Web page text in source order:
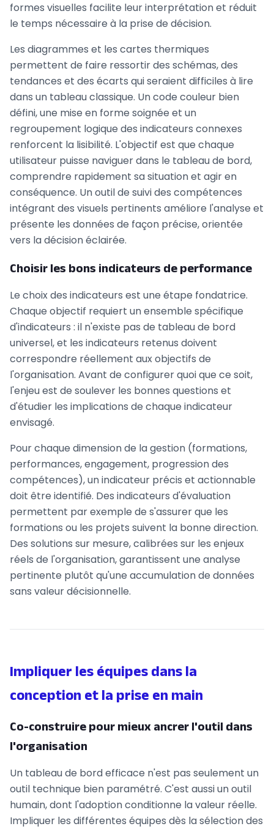
formes visuelles facilite leur interprétation et réduit
le temps nécessaire à la prise de décision.
Les diagrammes et les cartes thermiques
permettent de faire ressortir des schémas, des
tendances et des écarts qui seraient difficiles à lire
dans un tableau classique. Un code couleur bien
défini, une mise en forme soignée et un
regroupement logique des indicateurs connexes
renforcent la lisibilité. L'objectif est que chaque
utilisateur puisse naviguer dans le tableau de bord,
comprendre rapidement sa situation et agir en
conséquence. Un outil de suivi des compétences
intégrant des visuels pertinents améliore l'analyse et
présente les données de façon précise, orientée
vers la décision éclairée.
Choisir les bons indicateurs de performance
Le choix des indicateurs est une étape fondatrice.
Chaque objectif requiert un ensemble spécifique
d'indicateurs : il n'existe pas de tableau de bord
universel, et les indicateurs retenus doivent
correspondre réellement aux objectifs de
l'organisation. Avant de configurer quoi que ce soit,
l'enjeu est de soulever les bonnes questions et
d'étudier les implications de chaque indicateur
envisagé.
Pour chaque dimension de la gestion (formations,
performances, engagement, progression des
compétences), un indicateur précis et actionnable
doit être identifié. Des indicateurs d'évaluation
permettent par exemple de s'assurer que les
formations ou les projets suivent la bonne direction.
Des solutions sur mesure, calibrées sur les enjeux
réels de l'organisation, garantissent une analyse
pertinente plutôt qu'une accumulation de données
sans valeur décisionnelle.
Impliquer les équipes dans la
conception et la prise en main
Co-construire pour mieux ancrer l'outil dans
l'organisation
Un tableau de bord efficace n'est pas seulement un
outil technique bien paramétré. C'est aussi un outil
humain, dont l'adoption conditionne la valeur réelle.
Impliquer les différentes équipes dès la sélection des